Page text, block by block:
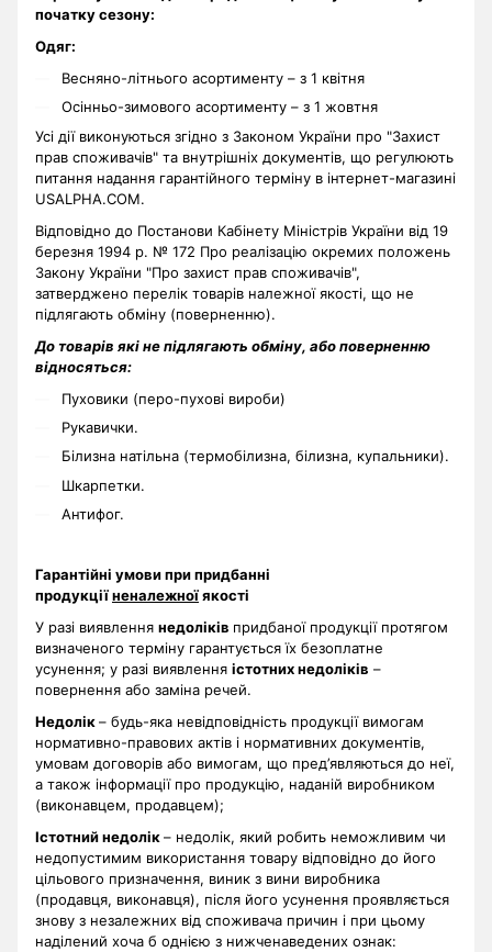
початку сезону:
Одяг:
Весняно-літнього асортименту – з 1 квітня
Осінньо-зимового асортименту – з 1 жовтня
Усі дії виконуються згідно з Законом України про "Захист
прав споживачів" та внутрішніх документів, що регулюють
питання надання гарантійного терміну в інтернет-магазині
USALPHA.COM.
Відповідно до Постанови Кабінету Міністрів України від 19
березня 1994 р. № 172 Про реалізацію окремих положень
Закону України "Про захист прав споживачів",
затверджено перелік товарів належної якості, що не
підлягають обміну (поверненню).
До товарів які не підлягають обміну, або поверненню
відносяться:
Пуховики (перо-пухові вироби)
Рукавички.
Білизна натільна (термобілизна, білизна, купальники).
Шкарпетки.
Антифог.
Гарантійні умови при придбанні
продукціїненалежноїякості
У разі виявлення недоліків придбаної продукції протягом
визначеного терміну гарантується їх безоплатне
усунення; у разі виявлення істотних недоліків –
повернення або заміна речей.
Недолік– будь-яка невідповідність продукції вимогам
нормативно-правових актів і нормативних документів,
умовам договорів або вимогам, що пред’являються до неї,
а також інформації про продукцію, наданій виробником
(виконавцем, продавцем);
Істотний недолік– недолік, який робить неможливим чи
недопустимим використання товару відповідно до його
цільового призначення, виник з вини виробника
(продавця, виконавця), після його усунення проявляється
знову з незалежних від споживача причин і при цьому
наділений хоча б однією з нижченаведених ознак: